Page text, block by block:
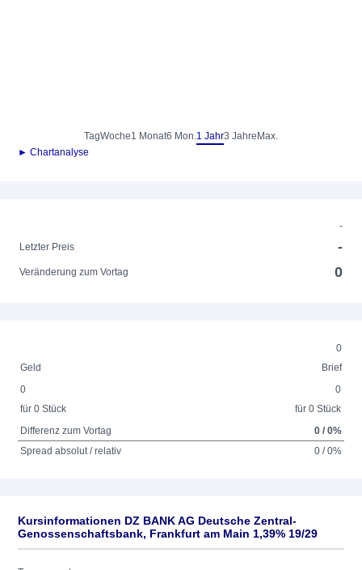
TagWoche1 Monat6 Mon.1 Jahr3 Jahre Max.
► Chartanalyse
-
Letzter Preis
-
Veränderung zum Vortag 0
0
Geld
Brief
0
für 0 Stück
0
für 0 Stück
Differenz zum Vortag
0 / 0%
Spread absolut / relativ
0 / 0%
Kursinformationen DZ BANK AG Deutsche Zentral-
Genossenschaftsbank, Frankfurt am Main 1,39% 19/29